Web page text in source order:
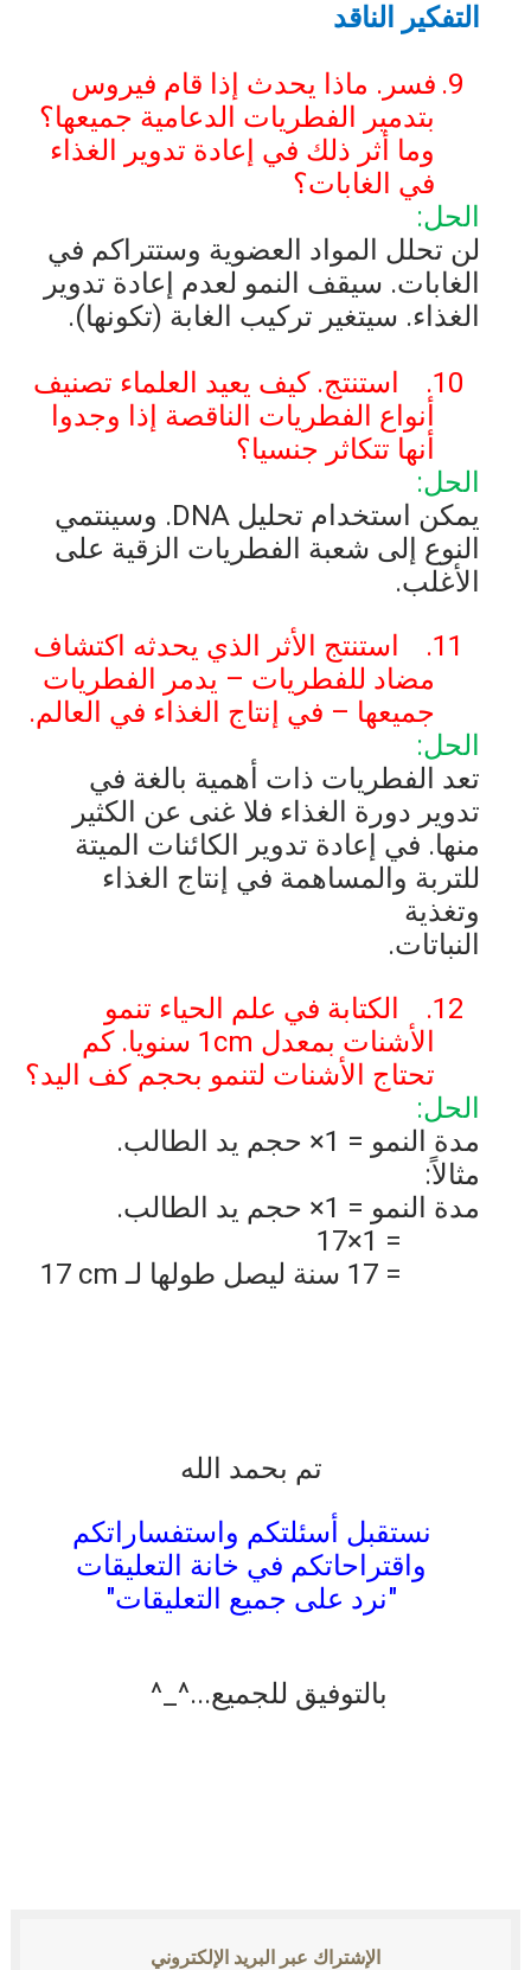
التفكير الناقد
9. فسر. ماذا يحدث إذا قام فيروس
بتدمير الفطريات الدعامية جميعها؟
وما أثر ذلك في إعادة تدوير الغذاء
في الغابات؟
الحل:
لن تحلل المواد العضوية وستتراكم في
الغابات. سيقف النمو لعدم إعادة تدوير
الغذاء. سيتغير تركيب الغابة (تكونها).
10.
استنتج. كيف يعيد العلماء تصنيف
أنواع الفطريات الناقصة إذا وجدوا
أنها تتكاثر جنسيا؟
الحل:
يمكن استخدام تحليل DNA. وسينتمي
النوع إلى شعبة الفطريات الزقية على
الأغلب.
11.
استنتج الأثر الذي يحدثه اكتشاف
مضاد للفطريات – يدمر الفطريات
جميعها – في إنتاج الغذاء في العالم.
الحل:
تعد الفطريات ذات أهمية بالغة في
تدوير دورة الغذاء فلا غنى عن الكثير
منها. في إعادة تدوير الكائنات الميتة
للتربة والمساهمة في إنتاج الغذاء
وتغذية
النباتات.
12.
الكتابة في علم الحياء تنمو
الأشنات بمعدل 1cm سنويا. كم
تحتاج الأشنات لتنمو بحجم كف اليد؟
الحل:
مدة النمو = 1
× حجم يد الطالب.
مثالاً:
مدة النمو = 1
× حجم يد الطالب.
= 1
×
17
= 17 سنة ليصل طولها لـ
17 cm
تم بحمد الله
نستقبل أسئلتكم واستفساراتكم
واقتراحاتكم في خانة التعليقات
"نرد على جميع التعليقات"
بالتوفيق للجميع...^_^
الإشتراك عبر البريد الإلكتروني